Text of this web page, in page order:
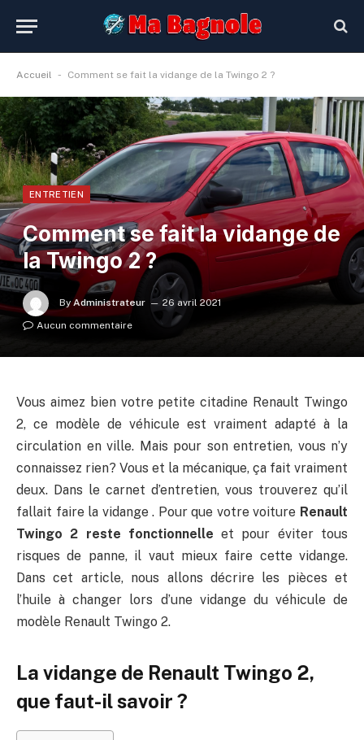
Accueil - Comment se fait la vidange de la Twingo 2 ?
ENTRETIEN
Comment se fait la vidange de
la Twingo 2 ?
By Administrateur
26 avril 2021
Aucun commentaire
Vous aimez bien votre petite citadine Renault Twingo
2, ce modèle de véhicule est vraiment adapté à la
circulation en ville. Mais pour son entretien, vous n’y
connaissez rien? Vous et la mécanique, ça fait vraiment
deux. Dans le carnet d’entretien, vous trouverez qu’il
fallait faire la vidange . Pour que votre voiture Renault
Twingo 2 reste fonctionnelle et pour éviter tous
risques de panne, il vaut mieux faire cette vidange.
Dans cet article, nous allons décrire les pièces et
l’huile à changer lors d’une vidange du véhicule de
modèle Renault Twingo 2.
La vidange de Renault Twingo 2,
que faut-il savoir ?